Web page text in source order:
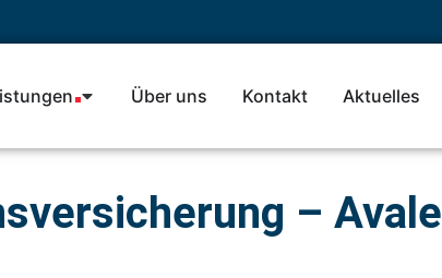
Über uns Kontakt Aktuelles
– Avale